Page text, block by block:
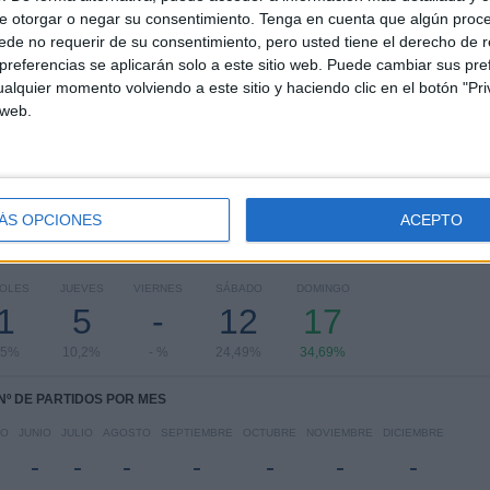
otorgar o negar su consentimiento. Tenga en cuenta que algún
no requerir de su consentimiento, pero usted tiene el derecho de
se aplicarán solo a este sitio web. Puede cambiar sus
momento volviendo a este sitio y haciendo clic en el botón
OPCIONES ACEPTO
RANKING POR COMPETICIONES
Campeonato Paulista 49 (100%)
JUEVES
5
10,2%
VIERNES
-
- %
SÁBADO
12
24,49%
DOMINGO
17
34,69%
Nº DE PARTIDOS POR MES
JUNIO
-
JULIO
-
AGOSTO
-
SEPTIEMBRE
-
OCTUBRE
-
NOVIEMBRE
-
DICIEMBRE
-